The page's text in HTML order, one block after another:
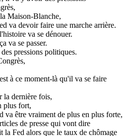
Maison-Blanche,
va devoir faire une marche arrière.
va se dénouer.
va se passer.
pressions politiques.
à ce moment-là qu'il va se faire
la dernière fois,
plus fort,
va être vraiment de plus en plus forte,
de presse qui vont dire
la Fed alors que le taux de chômage